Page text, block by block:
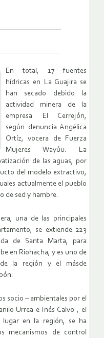
En total, 17 fuentes
hídricas en La Guajira se
han secado debido la
actividad minera de la
empresa El Cerrejón,
según denuncia Angélica
Ortíz, vocera de Fuerza
Mujeres Wayúu. La
de las aguas, por
del modelo extractivo,
actualmente el pueblo
de sed y hambre.
una de las principales
se extiende 223
de Santa Marta, para
en Riohacha, y es uno de
la región y el másde
socio – ambientales por el
Urrea e Inés Calvo , el
lugar en la región, se ha
mecanismos de control